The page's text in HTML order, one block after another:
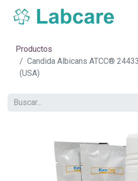
Productos
Candida Albicans ATCC®
(USA)